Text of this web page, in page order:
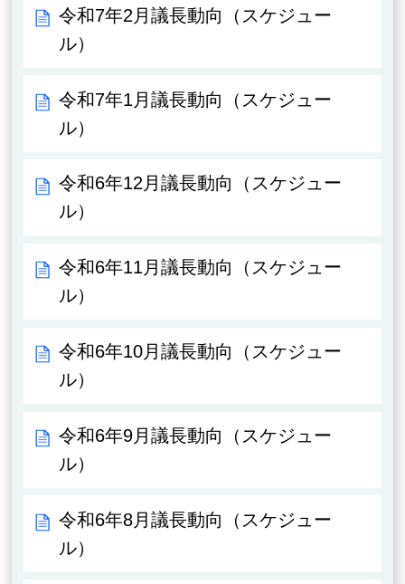
令和7年2月議長動向（スケジュー
ル）
令和7年1月議長動向（スケジュー
ル）
令和6年12月議長動向（スケジュー
ル）
令和6年11月議長動向（スケジュー
ル）
令和6年10月議長動向（スケジュー
ル）
令和6年9月議長動向（スケジュー
ル）
令和6年8月議長動向（スケジュー
ル）